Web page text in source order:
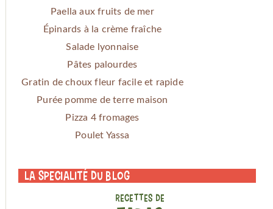
Paella aux fruits de mer
Épinards à la crème fraîche
Salade lyonnaise
Pâtes palourdes
Gratin de choux fleur facile et rapide
Purée pomme de terre maison
Pizza 4 fromages
Poulet Yassa
La specialité du blog
RECETTES DE